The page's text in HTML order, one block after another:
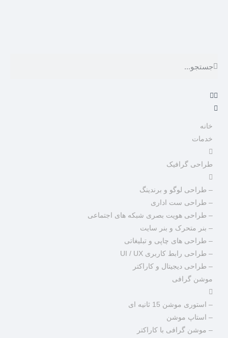
خانه
خدمات
طراحی گرافیک
– طراحی لوگو و برندینگ
– طراحی ست اداری
– طراحی هویت بصری شبکه های اجتماعی
– بنر متحرک و بنر سایت
– طراحی های چاپی و تبلیغاتی
– طراحی رابط کاربری UI / UX
– طراحی دیجیتال و کاراکتر
موشن گرافی
– استوری موشن 15 ثانیه ای
– استاپ موشن
– موشن گرافی با کاراکتر